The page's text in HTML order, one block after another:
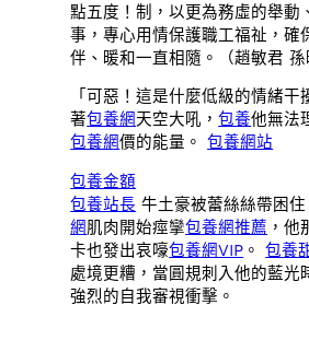
點五度！制，以更為務虛的舉動
事，專心用情保護職工福祉，確
伴、暖和一直相隨。（趙敏君 孫
「可惡！這是什麼低級的情緒干
著包養網天空大吼，包養他無法
包養網價的能量。包養網站
包養金額
包養站長 牛土豪被蕾絲絲帶困
網肌肉開始痙攣包養網推薦 ，他
卡也發出哀嚎包養網VIP 。包養
處境更糟，當圓規刺入他的藍光
強烈的自我審視衝擊。